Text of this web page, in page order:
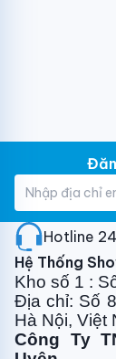
Kích thước
Trọng lượng
13/15
Trọng lượng
39/44
Đường kính
9.52/15.9
Chiều dài
3/5/25
Hotline
Hệ Thống
Kho số 1 :
Địa chỉ: Số
Hà Nội, Việt
Công Ty